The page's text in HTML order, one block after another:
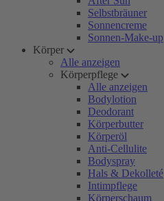
Selbstbräuner
Sonnencreme
Sonnen-Make-up
Körper
Alle anzeigen
Körperpflege
Alle anzeigen
Bodylotion
Deodorant
Körperbutter
Körperöl
Anti-Cellulite
Bodyspray
Hals & Dekolleté
Intimpflege
Körperschaum